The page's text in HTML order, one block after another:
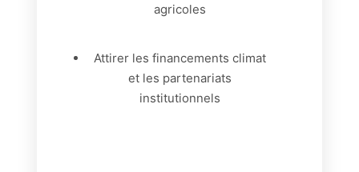
agricoles
Attirer les financements climat
et les partenariats
institutionnels